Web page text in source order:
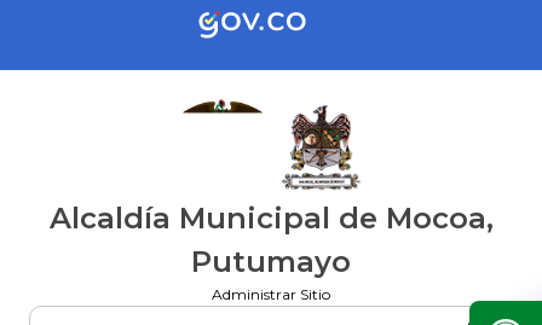
Alcaldía Municipal de Mocoa,
Putumayo
Administrar Sitio